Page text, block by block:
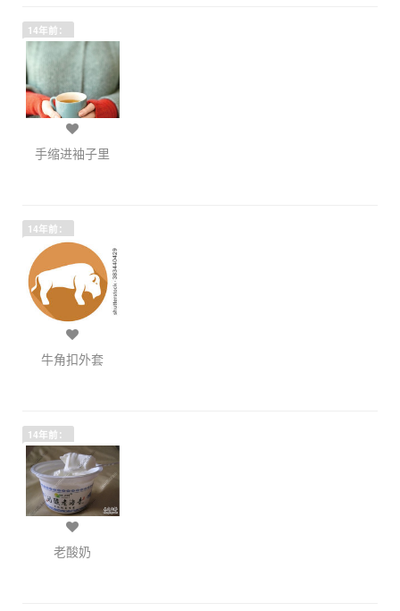
14年前：
手缩进袖子里
14年前：
牛角扣外套
14年前：
老酸奶